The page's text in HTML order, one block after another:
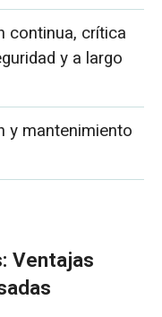
continua, crítica
y a largo
y mantenimiento
Ventajas